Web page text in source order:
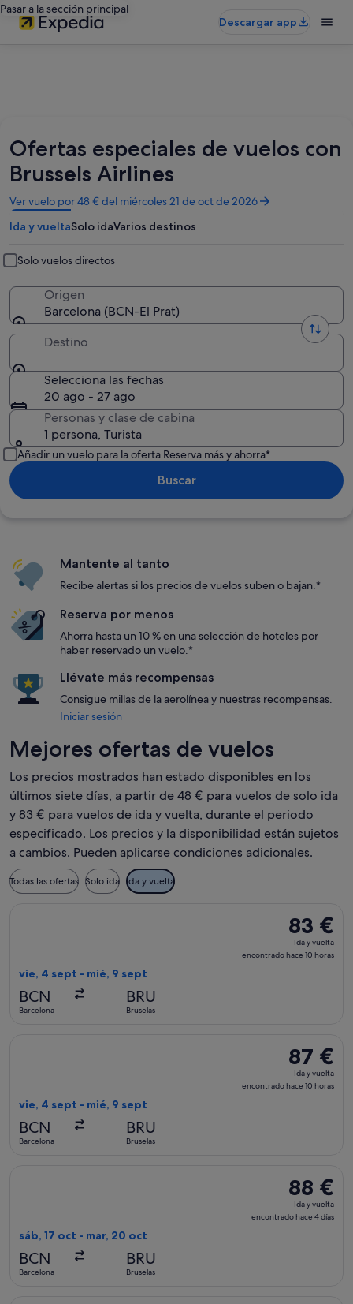
Pasar a la sección principal
Descargar app
Ofertas especiales de vuelos con
Brussels Airlines
Ver vuelo por 48 € del miércoles 21 de oct de 2026
Se
abre
en
ventana
nueva
Ida y vueltaSolo idaVarios destinos
Solo vuelos directos
Origen
Barcelona (BCN-El Prat)
Destino
Selecciona las fechas
20 ago - 27 ago
Personas y clase de cabina
1 persona, Turista
Añadir un vuelo para la oferta Reserva más y ahorra*
Buscar
Mantente al tanto
Recibe alertas si los precios de vuelos suben o bajan.*
Reserva por menos
Ahorra hasta un 10 % en una selección de hoteles por
haber reservado un vuelo.*
Llévate más recompensas
Consigue millas de la aerolínea y nuestras recompensas.
Iniciar sesión
Mejores ofertas de vuelos
Los precios mostrados han estado disponibles en los
últimos siete días, a partir de 48 € para vuelos de solo ida
y 83 € para vuelos de ida y vuelta, durante el periodo
especificado. Los precios y la disponibilidad están sujetos
a cambios. Pueden aplicarse condiciones adicionales.
Todas las ofertas Solo ida Ida y vuelta
83 €
Ida
y
83 €
Ida y vuelta
encontrado hace 10 horas
vie, 4 sept - mié, 9 sept
BCN
Barcelona
BRU
Bruselas
87 €
Ida
y
87 €
Ida y vuelta
encontrado hace 10 horas
vie, 4 sept - mié, 9 sept
BCN
Barcelona
BRU
Bruselas
88 €
Ida
y
88 €
Ida y vuelta
encontrado hace 4 días
sáb, 17 oct - mar, 20 oct
BCN
Barcelona
BRU
Bruselas